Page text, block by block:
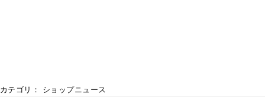
カテゴリ： ショップニュース